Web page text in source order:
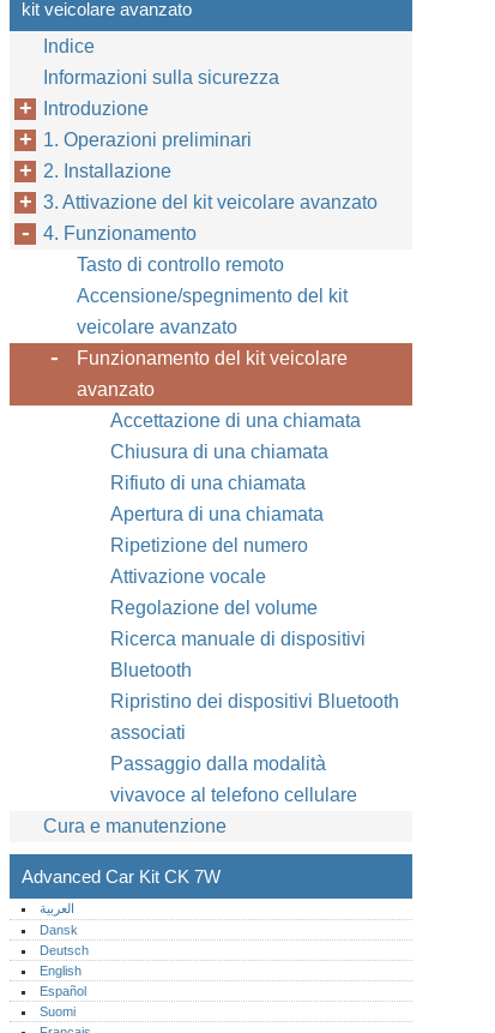
kit veicolare avanzato
Indice
Informazioni sulla sicurezza
Introduzione
1. Operazioni preliminari
2. Installazione
3. Attivazione del kit veicolare avanzato
4. Funzionamento
Tasto di controllo remoto
Accensione/spegnimento del kit
veicolare avanzato
Funzionamento del kit veicolare
avanzato
Accettazione di una chiamata
Chiusura di una chiamata
Rifiuto di una chiamata
Apertura di una chiamata
Ripetizione del numero
Attivazione vocale
Regolazione del volume
Ricerca manuale di dispositivi
Bluetooth
Ripristino dei dispositivi Bluetooth
associati
Passaggio dalla modalità
vivavoce al telefono cellulare
Cura e manutenzione
Advanced Car Kit CK 7W
العربية
Dansk
Deutsch
English
Español
Suomi